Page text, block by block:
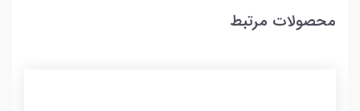
محصولات مرتبط